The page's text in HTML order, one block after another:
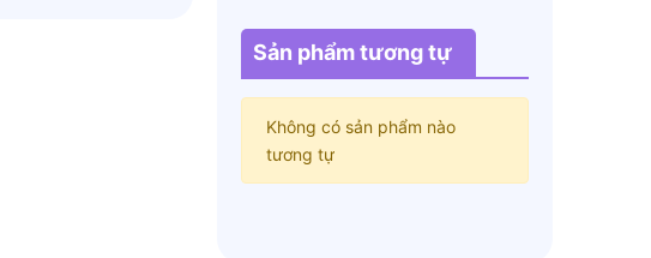
bất ngờ
Sản phẩm tương tự
Không có sản phẩm nào
tương tự